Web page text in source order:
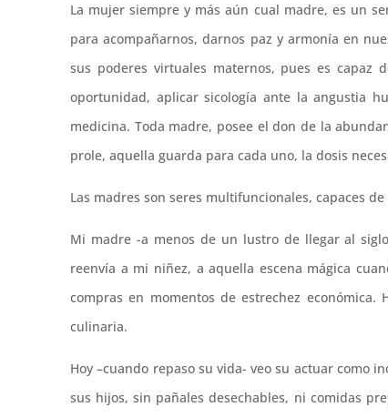
La mujer siempre y más aún cual madre, es un
para acompañarnos, darnos paz y armonía en
sus poderes virtuales maternos, pues es
oportunidad, aplicar sicología ante la angustia
medicina. Toda madre, posee el don de la
prole, aquella guarda para cada uno, la dosis
Las madres son seres multifuncionales, capaces
Mi madre -a menos de un lustro de llegar al
reenvía a mi niñez, a aquella escena mágica
compras en momentos de estrechez
culinaria.
Hoy –cuando repaso su vida- veo su actuar como
sus hijos, sin pañales desechables, ni comidas